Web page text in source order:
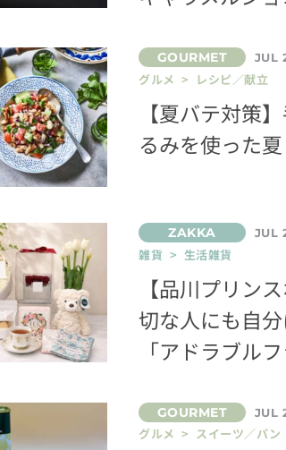
JUL
グルメ > レシピ／献立
【夏バテ対策
るみを使った
JUL
雑貨 > 生活雑貨
【品川プリン
切な人にも自
「アドラブル
JUL
グルメ > スイーツ／パン